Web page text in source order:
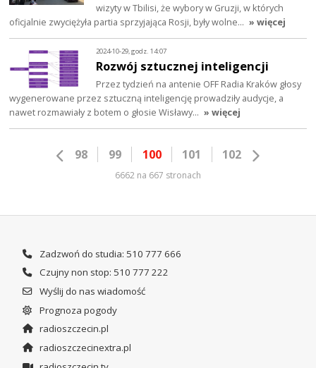
wizyty w Tbilisi, że wybory w Gruzji, w których
oficjalnie zwyciężyła partia sprzyjająca Rosji, były wolne… » więcej
2024-10-29, godz. 14:07
Rozwój sztucznej inteligencji
Przez tydzień na antenie OFF Radia Kraków głosy
wygenerowane przez sztuczną inteligencję prowadziły audycje, a
nawet rozmawiały z botem o głosie Wisławy… » więcej
98 99 100 101 102
6662 na 667 stronach
Zadzwoń do studia: 510 777 666
Czujny non stop: 510 777 222
Wyślij do nas wiadomość
Prognoza pogody
radioszczecin.pl
radioszczecinextra.pl